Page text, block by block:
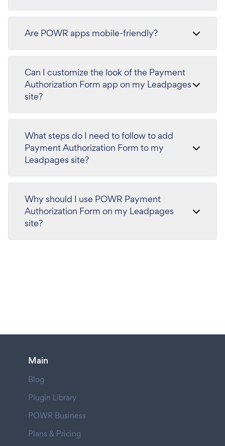
Are POWR apps mobile-friendly?
Can I customize the look of the Payment
Authorization Form app on my Leadpages
site?
What steps do I need to follow to add
Payment Authorization Form to my
Leadpages site?
Why should I use POWR Payment
Authorization Form on my Leadpages
site?
Main
Blog
Plugin Library
POWR Business
Plans & Pricing